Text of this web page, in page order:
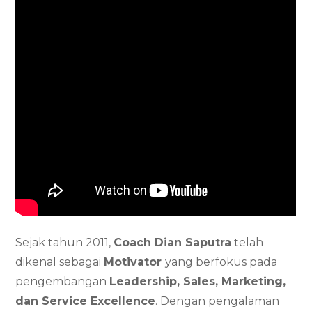
Sejak tahun 2011, Coach Dian Saputra telah
dikenal sebagai Motivator yang berfokus pada
pengembangan Leadership, Sales, Marketing,
dan Service Excellence. Dengan pengalaman